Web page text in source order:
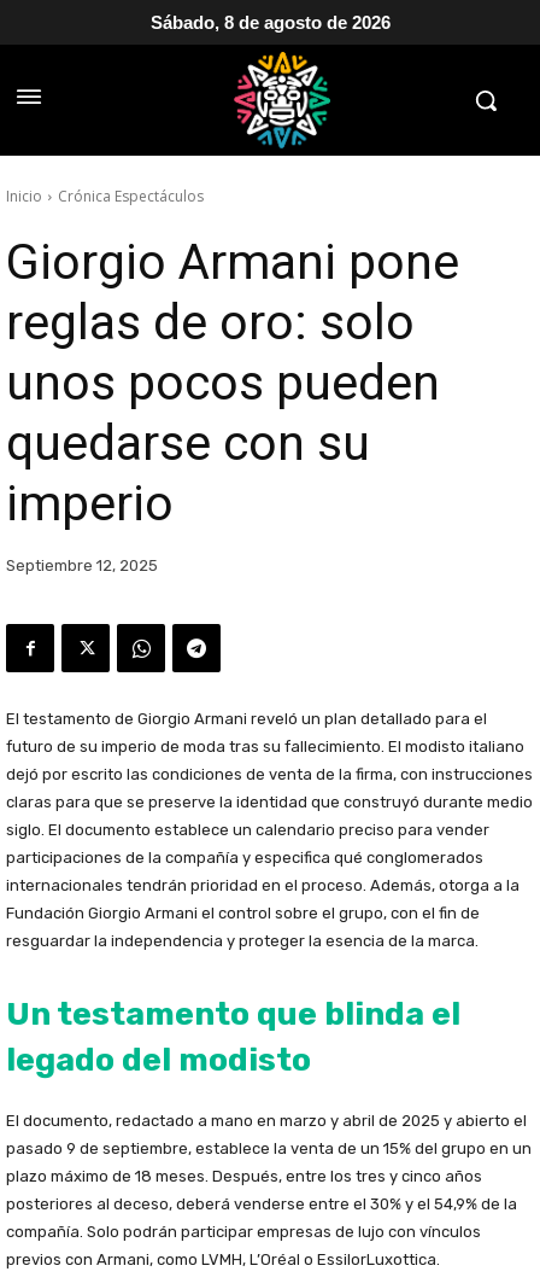
Sábado, 8 de agosto de 2026
Inicio Crónica Espectáculos
Giorgio Armani pone
reglas de oro: solo
unos pocos pueden
quedarse con su
imperio
Septiembre 12, 2025
El testamento de Giorgio Armani reveló un plan detallado para el
futuro de su imperio de moda tras su fallecimiento. El modisto italiano
dejó por escrito las condiciones de venta de la firma, con instrucciones
claras para que se preserve la identidad que construyó durante medio
siglo. El documento establece un calendario preciso para vender
participaciones de la compañía y especifica qué conglomerados
internacionales tendrán prioridad en el proceso. Además, otorga a la
Fundación Giorgio Armani el control sobre el grupo, con el fin de
resguardar la independencia y proteger la esencia de la marca.
Un testamento que blinda el
legado del modisto
El documento, redactado a mano en marzo y abril de 2025 y abierto el
pasado 9 de septiembre, establece la venta de un 15% del grupo en un
plazo máximo de 18 meses. Después, entre los tres y cinco años
posteriores al deceso, deberá venderse entre el 30% y el 54,9% de la
compañía. Solo podrán participar empresas de lujo con vínculos
previos con Armani, como LVMH, L’Oréal o EssilorLuxottica.